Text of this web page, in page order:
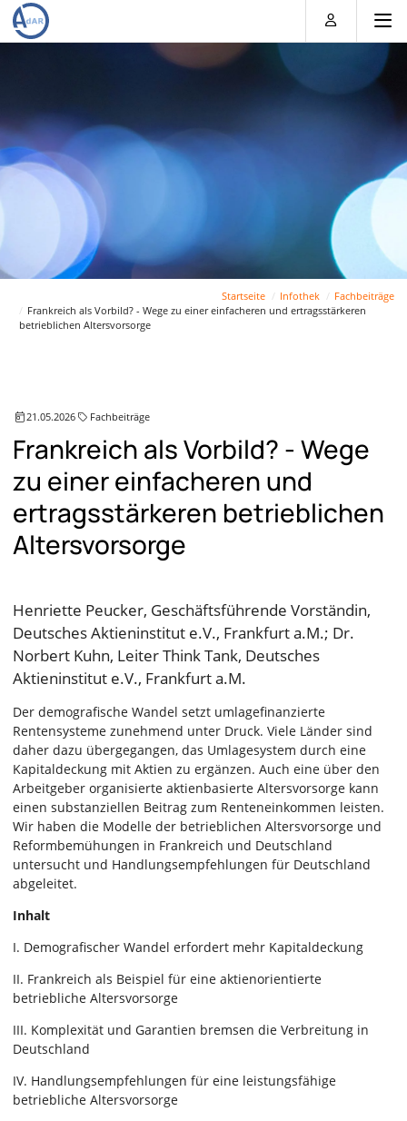
Direkt
zum
Inhalt
Direkt
zum
Hauptmenu
Direkt
zur
Suche
Direkt
zum
Footer
Startseite Infothek
Fachbeiträge
Frankreich als Vorbild? - Wege zu einer einfacheren und ertragsstärkeren
betrieblichen Altersvorsorge
21.05.2026 Fachbeiträge
Frankreich als Vorbild? - Wege
zu einer einfacheren und
ertragsstärkeren betrieblichen
Altersvorsorge
Henriette Peucker, Geschäftsführende Vorständin,
Deutsches Aktieninstitut e.V., Frankfurt a.M.; Dr.
Norbert Kuhn, Leiter Think Tank, Deutsches
Aktieninstitut e.V., Frankfurt a.M.
Der demografische Wandel setzt umlagefinanzierte
Rentensysteme zunehmend unter Druck. Viele Länder sind
daher dazu übergegangen, das Umlagesystem durch eine
Kapitaldeckung mit Aktien zu ergänzen. Auch eine über den
Arbeitgeber organisierte aktienbasierte Altersvorsorge kann
einen substanziellen Beitrag zum Renteneinkommen leisten.
Wir haben die Modelle der betrieblichen Altersvorsorge und
Reformbemühungen in Frankreich und Deutschland
untersucht und Handlungsempfehlungen für Deutschland
abgeleitet.
Inhalt
I. Demografischer Wandel erfordert mehr Kapitaldeckung
II. Frankreich als Beispiel für eine aktienorientierte
betriebliche Altersvorsorge
III. Komplexität und Garantien bremsen die Verbreitung in
Deutschland
IV. Handlungsempfehlungen für eine leistungsfähige
betriebliche Altersvorsorge